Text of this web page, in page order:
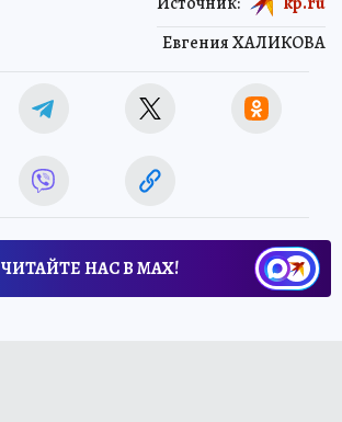
Евгения ХАЛИКОВА
ЧИТАЙТЕ НАС В МАХ!